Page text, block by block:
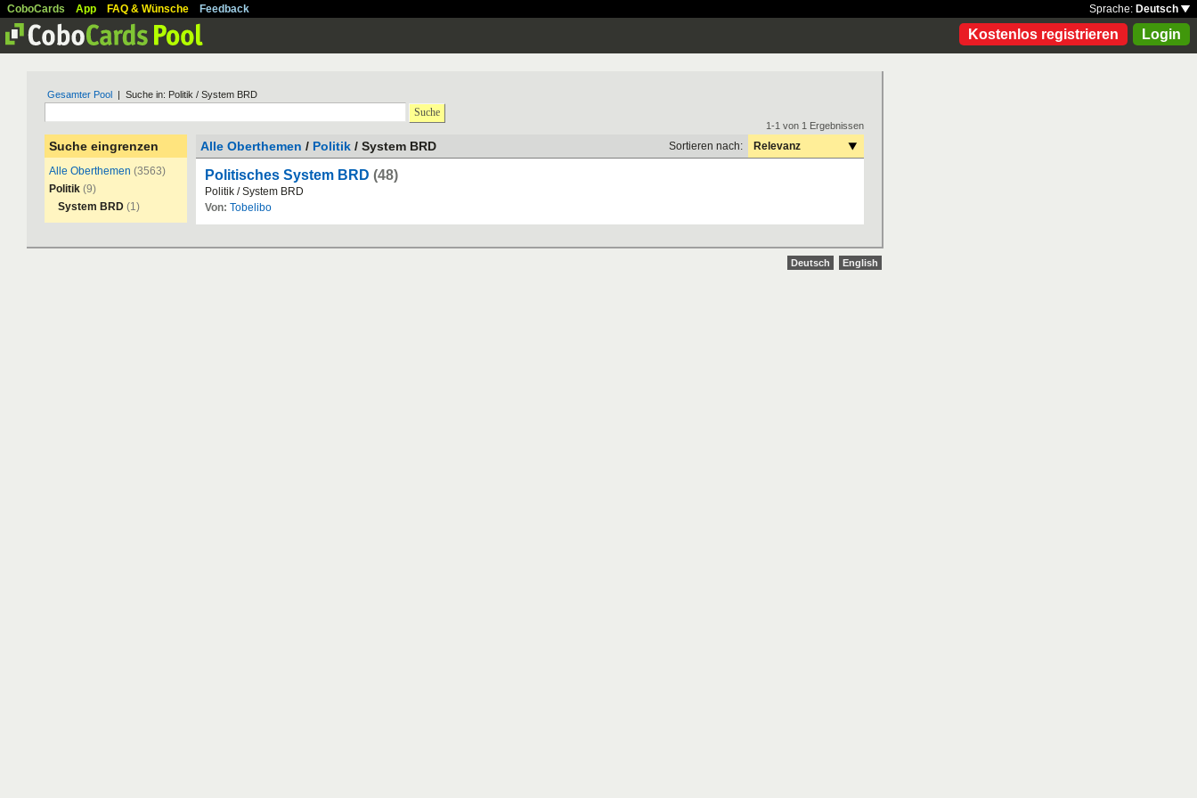
CoboCards App FAQ & Wünsche Feedback Sprache: Deutsch
Kostenlos registrieren Login
Gesamter Pool | Suche in: Politik / System BRD
Suche
Suche eingrenzen
Alle Oberthemen (3563)
Politik (9)
System BRD (1)
1-1 von 1 Ergebnissen
Alle Oberthemen / Politik / System BRD Sortieren nach: Relevanz
Politisches System BRD (48)
Politik /System BRD
Von: Tobelibo
Deutsch English